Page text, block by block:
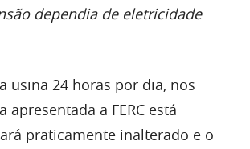
dependia de eletricidade
usina 24 horas por dia, nos
a FERC está
praticamente inalterado e o